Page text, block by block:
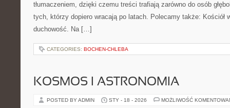
tłumaczeniem, dzięki czemu treści trafiają zarówno do osób
tych, którzy dopiero wracają po latach. Polecamy także: Kościół
duchowość. Na […]
CATEGORIES: BOCHEN-CHLEBA
KOSMOS I ASTRONOMIA
POSTED BY ADMIN STY - 18 - 2026 MOŻLIWOŚĆ